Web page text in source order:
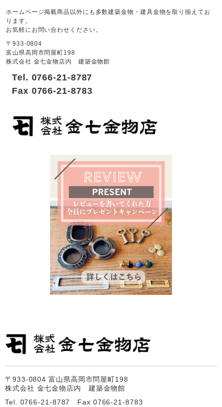
ホームページ掲載商品以外にも多数建築金物・建具金物を取り揃えてお
ります。
お気軽にお問い合わせください。
〒933-0804
富山県高岡市問屋町198
株式会社 金七金物店内 建築金物館
Tel. 0766-21-8787
Fax 0766-21-8783
〒933-0804 富山県高岡市問屋町198
株式会社 金七金物店内 建築金物館
Tel. 0766-21-8787 Fax 0766-21-8783